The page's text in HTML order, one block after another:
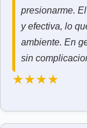
presionarme.
y efectiva, lo
ambiente. En
sin
★★★★